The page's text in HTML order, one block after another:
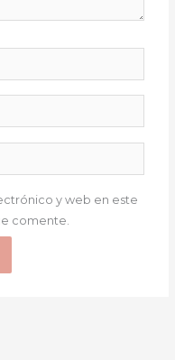
y web en este
comente.